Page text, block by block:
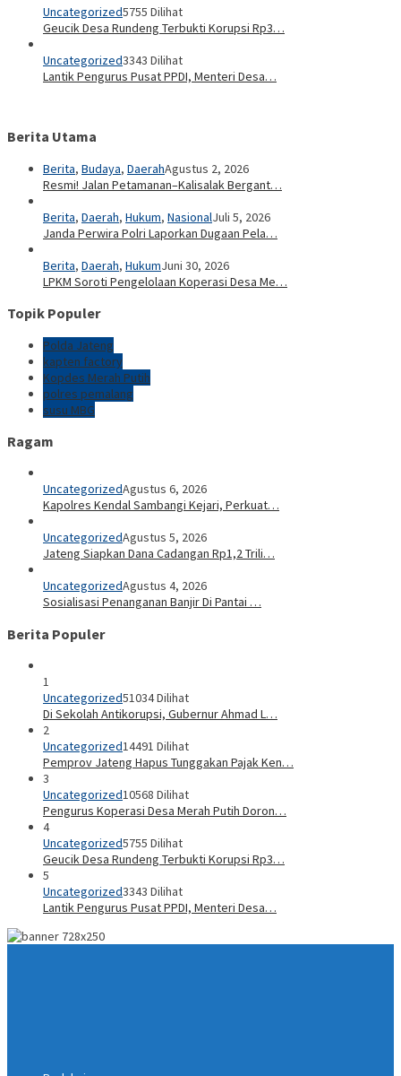
Uncategorized5755 Dilihat
Geucik Desa Rundeng Terbukti Korupsi Rp3…
Uncategorized3343 Dilihat
Lantik Pengurus Pusat PPDI, Menteri Desa…
Berita Utama
Berita, Budaya, DaerahAgustus 2, 2026
Resmi! Jalan Petamanan–Kalisalak Bergant…
Berita, Daerah, Hukum, NasionalJuli 5, 2026
Janda Perwira Polri Laporkan Dugaan Pela…
Berita, Daerah, HukumJuni 30, 2026
LPKM Soroti Pengelolaan Koperasi Desa Me…
Topik Populer
Polda Jateng
kapten factory
Kopdes Merah Putih
polres pemalang
susu MBG
Ragam
UncategorizedAgustus 6, 2026
Kapolres Kendal Sambangi Kejari, Perkuat…
UncategorizedAgustus 5, 2026
Jateng Siapkan Dana Cadangan Rp1,2 Trili…
UncategorizedAgustus 4, 2026
Sosialisasi Penanganan Banjir Di Pantai …
Berita Populer
1
Uncategorized51034 Dilihat
Di Sekolah Antikorupsi, Gubernur Ahmad L…
2
Uncategorized14491 Dilihat
Pemprov Jateng Hapus Tunggakan Pajak Ken…
3
Uncategorized10568 Dilihat
Pengurus Koperasi Desa Merah Putih Doron…
4
Uncategorized5755 Dilihat
Geucik Desa Rundeng Terbukti Korupsi Rp3…
5
Uncategorized3343 Dilihat
Lantik Pengurus Pusat PPDI, Menteri Desa…